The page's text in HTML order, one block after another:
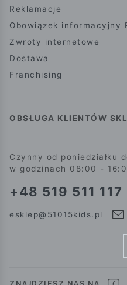
Reklamacje
Obowiązek informacyjny
Zwroty internetowe
Dostawa
Franchising
OBSŁUGA KLIENTÓW
Czynny od poniedziałku
w godzinach 08:00 -
+48 519 511 117
esklep@51015kids.pl